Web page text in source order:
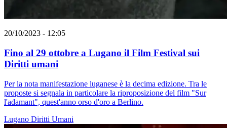
20/10/2023 - 12:05
Fino al 29 ottobre a Lugano il Film Festival sui
Diritti umani
Per la nota manifestazione luganese è la decima edizione. Tra le
proposte si segnala in particolare la riproposizione del film "Sur
l'adamant", quest'anno orso d'oro a Berlino.
Lugano Diritti Umani